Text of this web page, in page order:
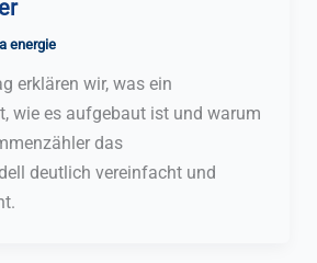
energie
erklären wir, was ein
wie es aufgebaut ist und warum
das
deutlich vereinfacht und